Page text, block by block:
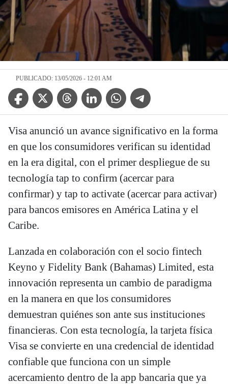
PUBLICADO: 13/05/2026 - 12:01 AM
Facebook IconTwitter IconThreads IconLinkedin IconWhatsApp IconTelegram Icon
Visa anunció un avance significativo en la forma
en que los consumidores verifican su identidad
en la era digital, con el primer despliegue de su
tecnología tap to confirm (acercar para
confirmar) y tap to activate (acercar para activar)
para bancos emisores en América Latina y el
Caribe.
Lanzada en colaboración con el socio fintech
Keyno y Fidelity Bank (Bahamas) Limited, esta
innovación representa un cambio de paradigma
en la manera en que los consumidores
demuestran quiénes son ante sus instituciones
financieras. Con esta tecnología, la tarjeta física
Visa se convierte en una credencial de identidad
confiable que funciona con un simple
acercamiento dentro de la app bancaria que ya